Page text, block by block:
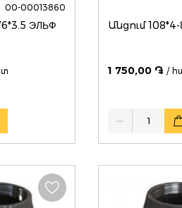
00-00013860
ЭЛЬФ Անցում
1 750,00 ֏ /